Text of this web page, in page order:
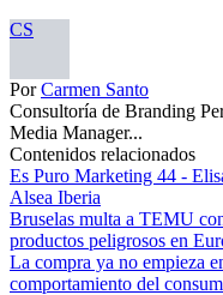
CS
PorCarmen Santo
Consultoría de Branding
Media Manager...
Contenidos relacionados
Es Puro Marketing 44 -
Alsea Iberia
Bruselas multa a TEMU
productos peligrosos en
La compra ya no empieza
comportamiento del